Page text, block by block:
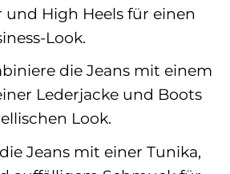
und High Heels für einen
Look.
die Jeans mit einem
Lederjacke und Boots
Look.
Jeans mit einer Tunika,